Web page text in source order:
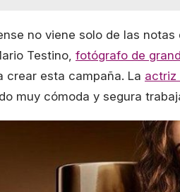
no viene solo de las
Testino, fotógrafo de
crear esta campaña. La actriz
muy cómoda y segura